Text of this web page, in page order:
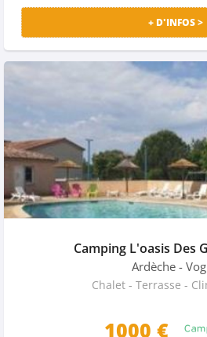
+ D'INFOS >
Camping L'oasis Des
Ardèche -
Chalet - Terrasse -
1000 €